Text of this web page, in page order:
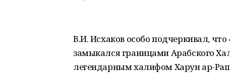
В.И. Исхаков особо подчеркивал,
замыкался границами Арабского
легендарным халифом Харун ар-